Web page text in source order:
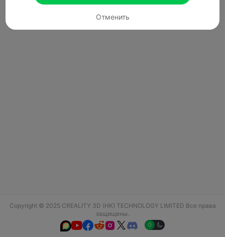
Copyright © 2025 CREALITY 3D (HK) TECHNOLOGY LIMITED Все права
защищены.
  
Отменить